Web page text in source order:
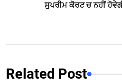
ਸੁਪਰੀਮ ਕੋਰਟ ਚ ਨਹੀਂ
Related Post